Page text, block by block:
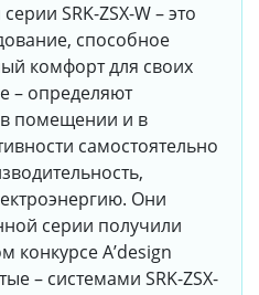
SRK-ZSX-W – это
способное
комфорт для своих
– определяют
в помещении и в
самостоятельно
Они
серии получили
конкурсе A’design
– системами SRK-ZSX-